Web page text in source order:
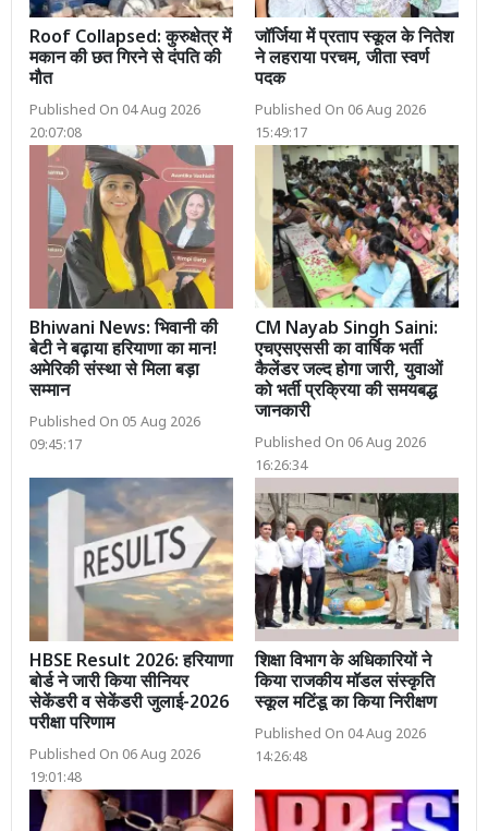
Roof Collapsed: कुरुक्षेत्र में
मकान की छत गिरने से दंपति की
मौत
Published On 04 Aug 2026
20:07:08
जॉर्जिया में प्रताप स्कूल के नितेश
ने लहराया परचम, जीता स्वर्ण
पदक
Published On 06 Aug 2026
15:49:17
Bhiwani News: भिवानी की
बेटी ने बढ़ाया हरियाणा का मान!
अमेरिकी संस्था से मिला बड़ा
सम्मान
Published On 05 Aug 2026
09:45:17
CM Nayab Singh Saini:
एचएसएससी का वार्षिक भर्ती
कैलेंडर जल्द होगा जारी, युवाओं
को भर्ती प्रक्रिया की समयबद्ध
जानकारी
Published On 06 Aug 2026
16:26:34
HBSE Result 2026: हरियाणा
बोर्ड ने जारी किया सीनियर
सेकेंडरी व सेकेंडरी जुलाई-2026
परीक्षा परिणाम
Published On 06 Aug 2026
19:01:48
शिक्षा विभाग के अधिकारियों ने
किया राजकीय मॉडल संस्कृति
स्कूल मटिंडू का किया निरीक्षण
Published On 04 Aug 2026
14:26:48